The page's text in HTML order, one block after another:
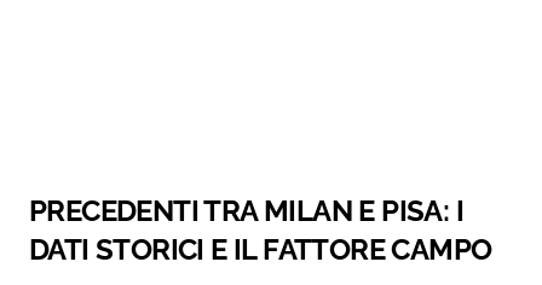
PRECEDENTI TRA MILAN E PISA: I
DATI STORICI E IL FATTORE CAMPO